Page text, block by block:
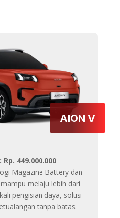
AION V
449.000.000
Magazine Battery dan
melaju lebih dari
pengisian daya, solusi
tanpa batas.